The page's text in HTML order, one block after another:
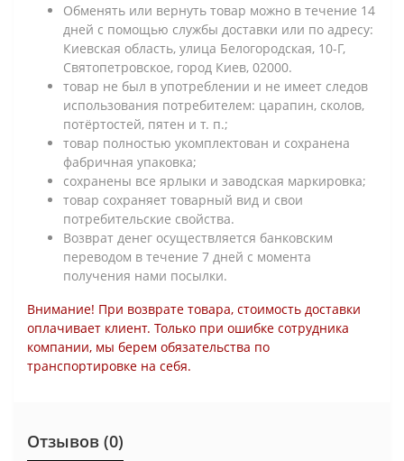
Обменять или вернуть товар можно в течение 14
дней с помощью службы доставки или по адресу:
Киевская область, улица Белогородская, 10-Г,
Святопетровское, город Киев, 02000.
товар не был в употреблении и не имеет следов
использования потребителем: царапин, сколов,
потёртостей, пятен и т. п.;
товар полностью укомплектован и сохранена
фабричная упаковка;
сохранены все ярлыки и заводская маркировка;
товар сохраняет товарный вид и свои
потребительские свойства.
Возврат денег осуществляется банковским
переводом в течение 7 дней с момента
получения нами посылки.
Внимание! При возврате товара, стоимость доставки
оплачивает клиент. Только при ошибке сотрудника
компании, мы берем обязательства по
транспортировке на себя.
Отзывов (0)